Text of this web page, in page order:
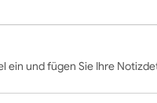
ein und fügen Sie Ihre